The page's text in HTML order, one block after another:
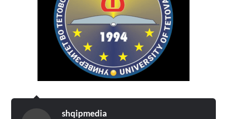
shqipmedia